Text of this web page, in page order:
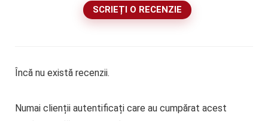
SCRIEȚI O RECENZIE
Încă nu există recenzii.
Numai clienții autentificați care au cumpărat acest